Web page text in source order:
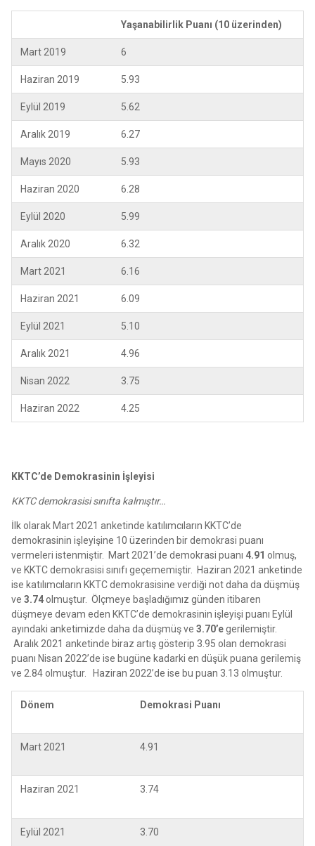
Yaşanabilirlik Puanı (10 üzerinden)
Mart 2019 6
Haziran 2019 5.93
Eylül 2019 5.62
Aralık 2019 6.27
Mayıs 2020 5.93
Haziran 2020 6.28
Eylül 2020 5.99
Aralık 2020 6.32
Mart 2021 6.16
Haziran 2021 6.09
Eylül 2021 5.10
Aralık 2021 4.96
Nisan 2022 3.75
Haziran 2022 4.25
KKTC’de Demokrasinin İşleyisi
KKTC demokrasisi sınıfta kalmıştır…
İlk olarak Mart 2021 anketinde katılımcıların KKTC’de
demokrasinin işleyişine 10 üzerinden bir demokrasi puanı
vermeleri istenmiştir. Mart 2021’de demokrasi puanı 4.91 olmuş,
ve KKTC demokrasisi sınıfı geçememiştir. Haziran 2021 anketinde
ise katılımcıların KKTC demokrasisine verdiği not daha da düşmüş
ve 3.74olmuştur. Ölçmeye başladığımız günden itibaren
düşmeye devam eden KKTC’de demokrasinin işleyişi puanı Eylül
ayındaki anketimizde daha da düşmüş ve 3.70’egerilemiştir.
Aralık 2021 anketinde biraz artış gösterip 3.95 olan demokrasi
puanı Nisan 2022’de ise bugüne kadarki en düşük puana gerilemiş
ve 2.84 olmuştur. Haziran 2022’de ise bu puan 3.13 olmuştur.
Dönem Demokrasi Puanı
Mart 2021 4.91
Haziran 2021 3.74
Eylül 2021 3.70